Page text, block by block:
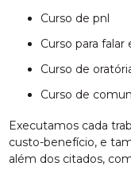
curso de pnl
curso para
curso de
curso de
Executamos cada
custo-benefício, e
além dos citados,